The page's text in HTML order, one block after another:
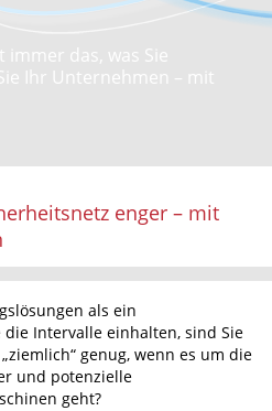
immer das, was Sie
Ihr Unternehmen – mit
enger – mit
als ein
die Intervalle einhalten, sind Sie
genug, wenn es um die
und potenzielle
geht?